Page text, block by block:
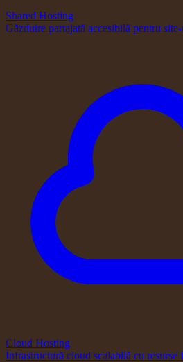
Shared Hosting
Găzduire partajată accesibilă pentru
Cloud Hosting
Infrastructură cloud scalabilă cu resurse